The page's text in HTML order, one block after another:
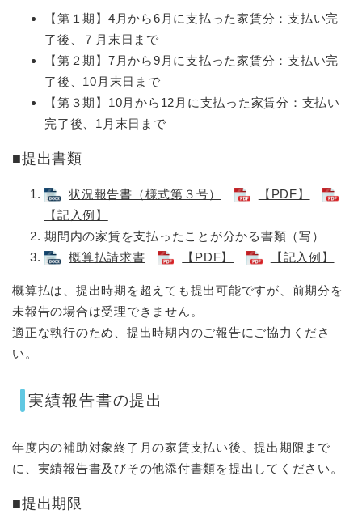
【第１期】4月から6月に支払った家賃分：支払い完
了後、７月末日まで
【第２期】7月から9月に支払った家賃分：支払い完
了後、10月末日まで
【第３期】10月から12月に支払った家賃分：支払い
完了後、1月末日まで
■提出書類
状況報告書（様式第３号）
【PDF】
【記入例】
期間内の家賃を支払ったことが分かる書類（写）
概算払請求書
【PDF】 【記入例】
概算払は、提出時期を超えても提出可能ですが、前期分を
未報告の場合は受理できません。
適正な執行のため、提出時期内のご報告にご協力くださ
い。
実績報告書の提出
年度内の補助対象終了月の家賃支払い後、提出期限まで
に、実績報告書及びその他添付書類を提出してください。
■提出期限